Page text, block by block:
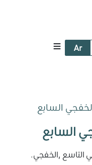
السابع
Ar
السابع
التاسع ,الخفجي.